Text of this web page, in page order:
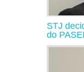
STJ
do